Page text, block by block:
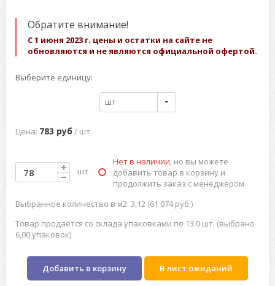
Обратите внимание!
С 1 июня 2023 г. цены и остатки на сайте не
обновляются и не являются официальной офертой.
Выберите единицу:
шт
Цена: 783 руб / шт
шт
Нет в наличии, но вы можете
добавить товар в корзину и
продолжить заказ с менеджером
Выбранное количество в м2: 3,12 (61 074 руб.)
Товар продаётся со склада упаковками по 13.0 шт. (выбрано
6,00 упаковок)
Добавить в корзину В лист ожиданий